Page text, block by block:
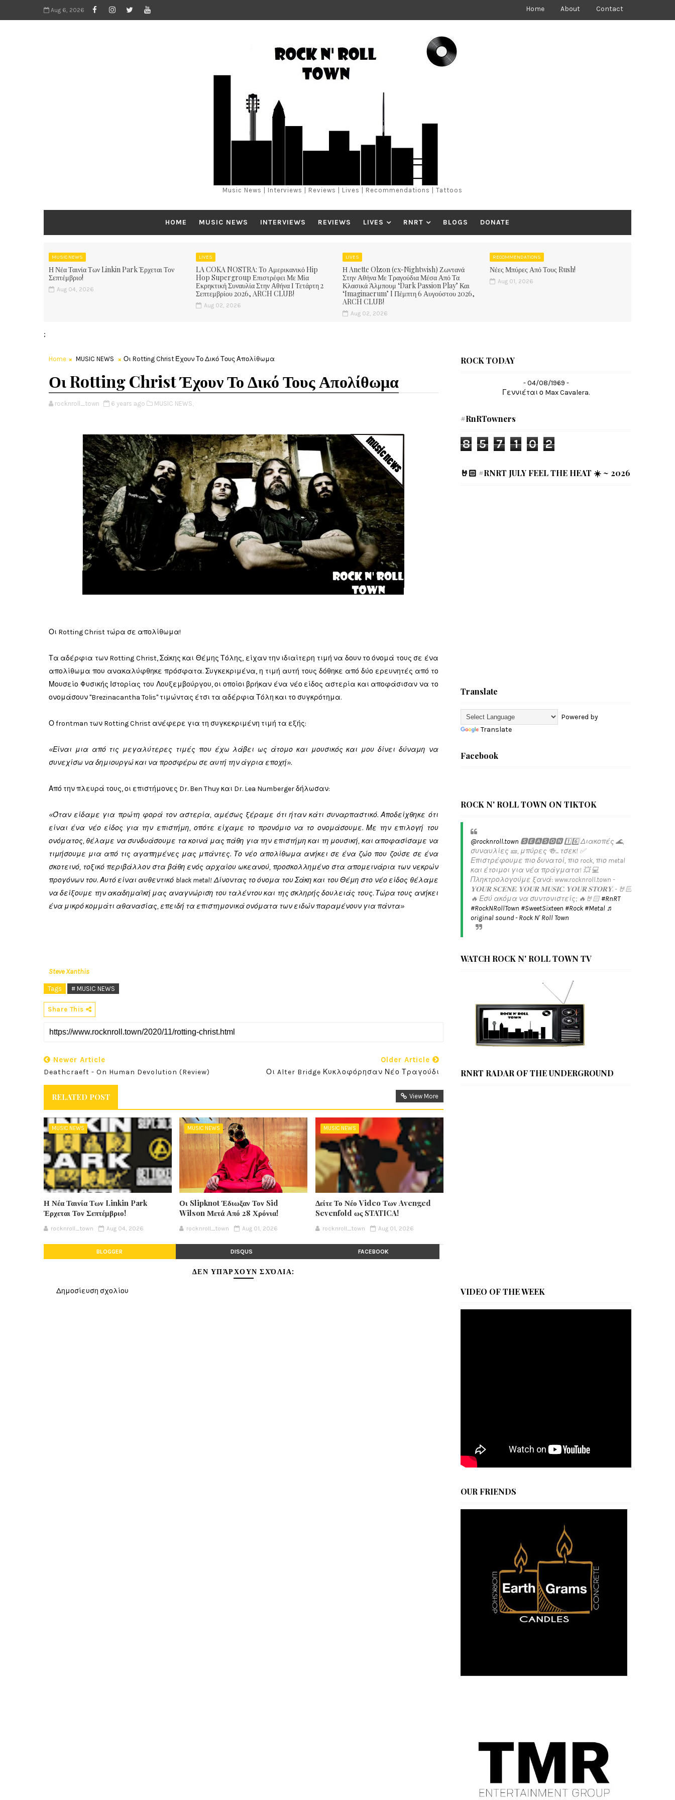
Aug 6, 2026 Home About Contact
Music News | Interviews | Reviews | Lives | Recommendations | Tattoos
HOME MUSIC NEWS INTERVIEWS REVIEWS LIVES RNRT BLOGS DONATE
MUSIC NEWS
Η Νέα Ταινία Των Linkin Park Έρχεται Τον
Σεπτέμβριο!
Aug 04, 2026
LIVES
LA COKA NOSTRA: To Αμερικανικό Hip
Hop Supergroup Επιστρέφει Με Μία
Εκρηκτική Συναυλία Στην Αθήνα Ι Τετάρτη 2
Σεπτεμβρίου 2026, ARCH CLUB!
Aug 02, 2026
LIVES
Η Anette Olzon (ex-Nightwish) Ζωντανά
Στην Αθήνα Με Τραγούδια Μέσα Από Τα
Κλασικά Άλμπουμ ‘Dark Passion Play’ Και
‘Imaginaerum’ I Πέμπτη 6 Αυγούστου 2026,
ARCH CLUB!
Aug 02, 2026
RECOMMENDATIONS
Νέες Μπύρες Από Τους Rush!
Aug 01, 2026
;
Home MUSIC NEWS Οι Rotting Christ Έχουν Το Δικό Τους Απολίθωμα
Οι Rotting Christ Έχουν Το Δικό Τους Απολίθωμα
rocknroll_town 6 years ago MUSIC NEWS,
Οι Rotting Christ τώρα σε απολίθωμα!
Τα αδέρφια των Rotting Christ, Σάκης και Θέμης Τόλης, είχαν την ιδιαίτερη τιμή να δουν το όνομά τους σε ένα
απολίθωμα που ανακαλύφθηκε πρόσφατα. Συγκεκριμένα, η τιμή αυτή τους δόθηκε από δύο ερευνητές από το
Μουσείο Φυσικής Ιστορίας του Λουξεμβούργου, οι οποίοι βρήκαν ένα νέο είδος αστερία και αποφάσισαν να το
ονομάσουν "Brezinacantha Tolis" τιμώντας έτσι τα αδέρφια Τόλη και το συγκρότημα.
Ο frontman των Rotting Christ ανέφερε για τη συγκεκριμένη τιμή τα εξής:
«Είναι μια από τις μεγαλύτερες τιμές που έχω λάβει ως άτομο και μουσικός και μου δίνει δύναμη να
συνεχίσω να δημιουργώ και να προσφέρω σε αυτή την άγρια εποχή».
Από την πλευρά τους, οι επιστήμονες Dr. Ben Thuy και Dr. Lea Numberger δήλωσαν:
«Όταν είδαμε για πρώτη φορά τον αστερία, αμέσως ξέραμε ότι ήταν κάτι συναρπαστικό. Αποδείχθηκε ότι
είναι ένα νέο είδος για την επιστήμη, οπότε είχαμε το προνόμιο να το ονομάσουμε. Με την επιλογή του
ονόματος, θέλαμε να συνδυάσουμε τα κοινά μας πάθη για την επιστήμη και τη μουσική, και αποφασίσαμε να
τιμήσουμε μια από τις αγαπημένες μας μπάντες. Το νέο απολίθωμα ανήκει σε ένα ζώο που ζούσε σε ένα
σκοτεινό, τοξικό περιβάλλον στα βάθη ενός αρχαίου ωκεανού, προσκολλημένο στα απομεινάρια των νεκρών
προγόνων του. Αυτό είναι αυθεντικό black metal! Δίνοντας το όνομα του Σάκη και του Θέμη στο νέο είδος θέλαμε
να δείξουμε την ακαδημαϊκή μας αναγνώριση του ταλέντου και της σκληρής δουλειάς τους. Τώρα τους ανήκει
ένα μικρό κομμάτι αθανασίας, επειδή τα επιστημονικά ονόματα των ειδών παραμένουν για πάντα»
Steve Xanthis
Tags # MUSIC NEWS
Share This
Newer Article
Deathcraeft - On Human Devolution (Review)
Older Article
Οι Alter Bridge Κυκλοφόρησαν Νέο Τραγούδι
RELATED POST View More
MUSIC NEWS
Η Νέα Ταινία Των Linkin Park
Έρχεται Τον Σεπτέμβριο!
rocknroll_town Aug 04, 2026
MUSIC NEWS
Οι Slipknot Έδιωξαν Τον Sid
Wilson Μετά Από 28 Χρόνια!
rocknroll_town Aug 01, 2026
MUSIC NEWS
Δείτε Το Νέο Video Των Avenged
Sevenfold ως STATICA!
rocknroll_town Aug 01, 2026
BLOGGER DISQUS FACEBOOK
ΔΕΝ ΥΠΆΡΧΟΥΝ ΣΧΌΛΙΑ:
Δημοσίευση σχολίου
ROCK TODAY
- 04/08/1969 -
Γεννιέται ο Max Cavalera.
#RnRTowners
8 5 7 1 0 2
🤘🏻 #RNRT JULY FEEL THE HEAT ☀️ ~ 2026
Translate
Powered by
Translate
Facebook
ROCK N' ROLL TOWN ON TIKTOK
@rocknroll.town 🆂🅴🅰🆂🅾🅽 1️⃣6️⃣ Διακοπές 🌊,
συναυλίες 🎫, μπύρες 🍻... τσεκ! ✅️
Επιστρέφουμε πιο δυνατοί, πιο rock, πιο metal
και έτοιμοι για νέα πράγματα! 💥 💻
Πληκτρολογούμε ξανά: www.rocknroll.town -
𝐘𝐎𝐔𝐑 𝐒𝐂𝐄𝐍𝐄. 𝐘𝐎𝐔𝐑 𝐌𝐔𝐒𝐈𝐂. 𝐘𝐎𝐔𝐑 𝐒𝐓𝐎𝐑𝐘. - 🤘🏻
🔥 Εσύ ακόμα να συντονιστείς; 🔥🤘🏻#RnRT
#RockNRollTown #SweetSixteen #Rock #Metal ♬
original sound - Rock N' Roll Town
WATCH ROCK N' ROLL TOWN TV
RNRT RADAR OF THE UNDERGROUND
VIDEO OF THE WEEK
OUR FRIENDS